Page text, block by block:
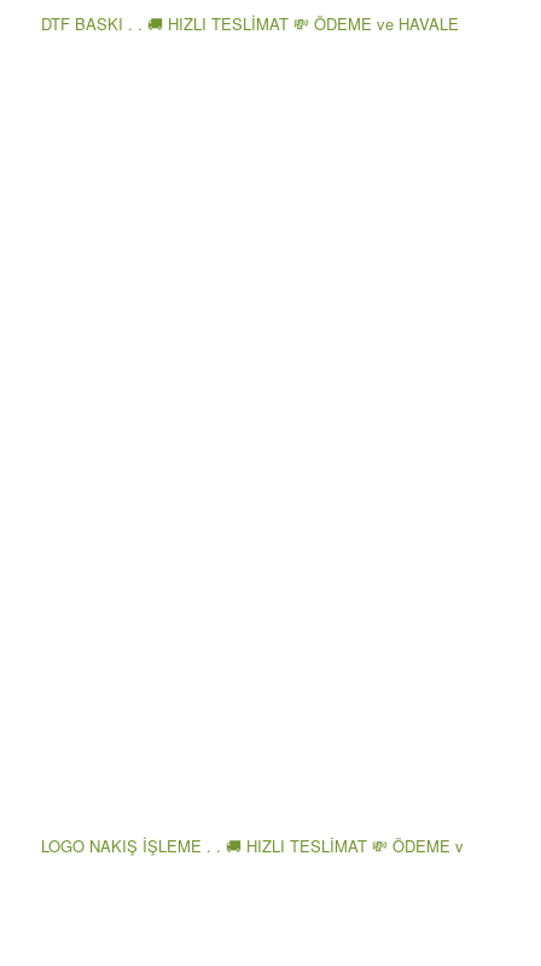
DTF BASKI . . 🚚 HIZLI TESLİMAT 💸 ÖDEME ve HAVALE
LOGO NAKIŞ İŞLEME . . 🚚 HIZLI TESLİMAT 💸 ÖDEME v